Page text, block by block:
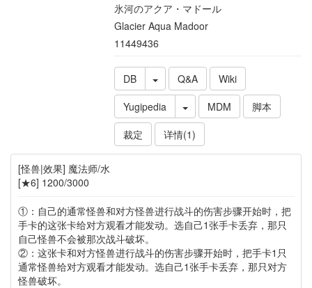
氷河のアクア・マドール
Glacier Aqua Madoor
11449436
DB Q&A
Wiki
Yugipedia
MDM
脚本
裁定
详情(1)
[怪兽|效果] 魔法师/水
[★6] 1200/3000
①：自己的通常怪兽和对方怪兽进行战斗的伤害步骤开始时，把
手卡的这张卡给对方观看才能发动。选自己1张手卡丢弃，那只
自己怪兽不会被那次战斗破坏。
②：这张卡和对方怪兽进行战斗的伤害步骤开始时，把手卡1只
通常怪兽给对方观看才能发动。选自己1张手卡丢弃，那只对方
怪兽破坏。